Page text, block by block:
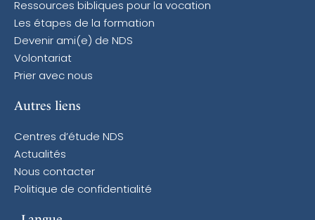
Ressources bibliques pour la vocation
Les étapes de la formation
Devenir ami(e) de NDS
Volontariat
Prier avec nous
Autres liens
Centres d’étude NDS
Actualités
Nous contacter
Politique de confidentialité